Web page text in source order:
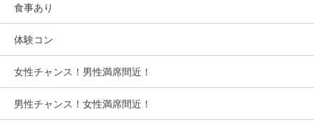
食事あり
体験コン
女性チャンス！男性満席間近！
男性チャンス！女性満席間近！